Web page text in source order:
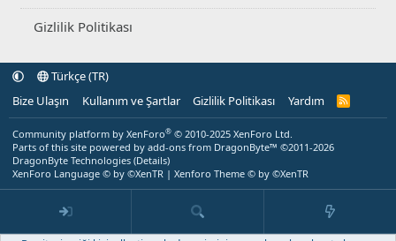
Gizlilik Politikası
Türkçe (TR)
Bize Ulaşın
Kullanım ve Şartlar Gizlilik Politikası Yardım
R
Community platform by XenForo® © 2010-2025 XenForo Ltd.
Parts of this site powered by add-ons from DragonByte™ ©2011-2026
DragonByte Technologies (Details)
XenForo Language © by ©XenTR | Xenforo Theme © by ©XenTR